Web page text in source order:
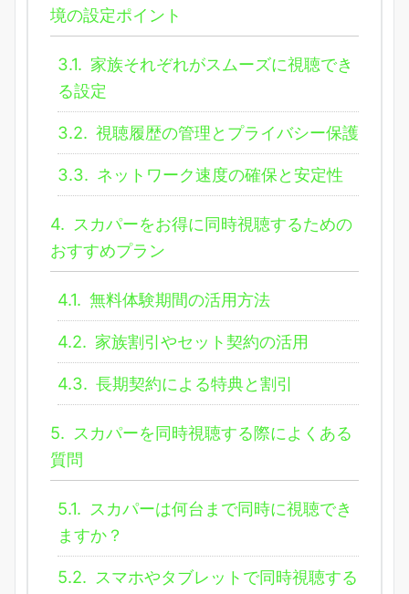
境の設定ポイント
3.1. 家族それぞれがスムーズに視聴でき
る設定
3.2. 視聴履歴の管理とプライバシー保護
3.3. ネットワーク速度の確保と安定性
4. スカパーをお得に同時視聴するための
おすすめプラン
4.1. 無料体験期間の活用方法
4.2. 家族割引やセット契約の活用
4.3. 長期契約による特典と割引
5. スカパーを同時視聴する際によくある
質問
5.1. スカパーは何台まで同時に視聴でき
ますか？
5.2. スマホやタブレットで同時視聴する